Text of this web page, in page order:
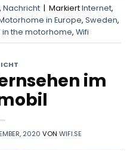
, Nachricht | MarkiertInternet,
in Europe, Sweden,
in the motorhome, Wifi
im
2020 VON WIFI.SE